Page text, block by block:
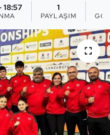
18:57 1
PAYLAŞIM